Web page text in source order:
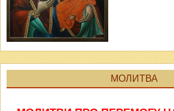
МОЛИТВА